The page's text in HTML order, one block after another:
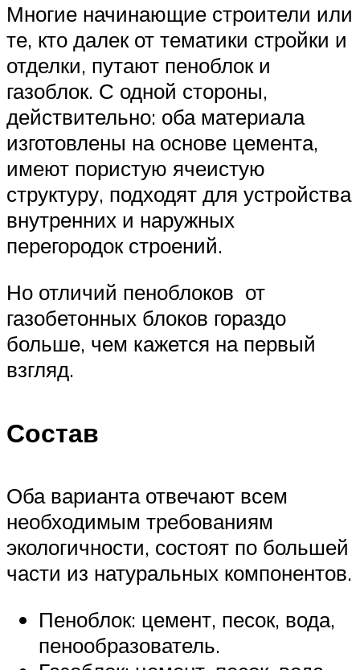
Многие начинающие строители или
те, кто далек от тематики стройки и
отделки, путают пеноблок и
газоблок. С одной стороны,
действительно: оба материала
изготовлены на основе цемента,
имеют пористую ячеистую
структуру, подходят для устройства
внутренних и наружных
перегородок строений.
Но отличий пеноблоков от
газобетонных блоков гораздо
больше, чем кажется на первый
взгляд.
Состав
Оба варианта отвечают всем
необходимым требованиям
экологичности, состоят по большей
части из натуральных компонентов.
Пеноблок: цемент, песок, вода,
пенообразователь.